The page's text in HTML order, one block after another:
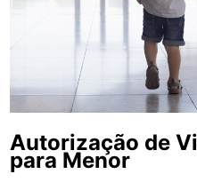
Autorização de
para Menor